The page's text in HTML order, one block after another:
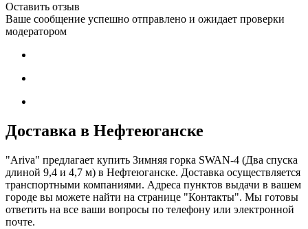
Оставить отзыв
Ваше сообщение успешно отправлено и ожидает проверки
модератором
Доставка в Нефтеюганске
"Ariva" предлагает купить Зимняя горка SWAN-4 (Два спуска
длиной 9,4 и 4,7 м) в Нефтеюганске. Доставка осуществляется
транспортными компаниями. Адреса пунктов выдачи в вашем
городе вы можете найти на странице "Контакты". Мы готовы
ответить на все ваши вопросы по телефону или электронной
почте.